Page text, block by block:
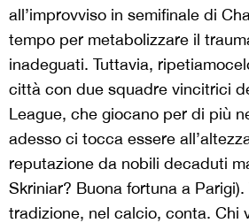
all’improvviso in semifinale di
tempo per metabolizzare il
inadeguati. Tuttavia,
città con due squadre vincitrici
League, che giocano per di più
adesso ci tocca essere
reputazione da nobili decaduti
Skriniar? Buona fortuna a
tradizione, nel calcio, conta. Chi